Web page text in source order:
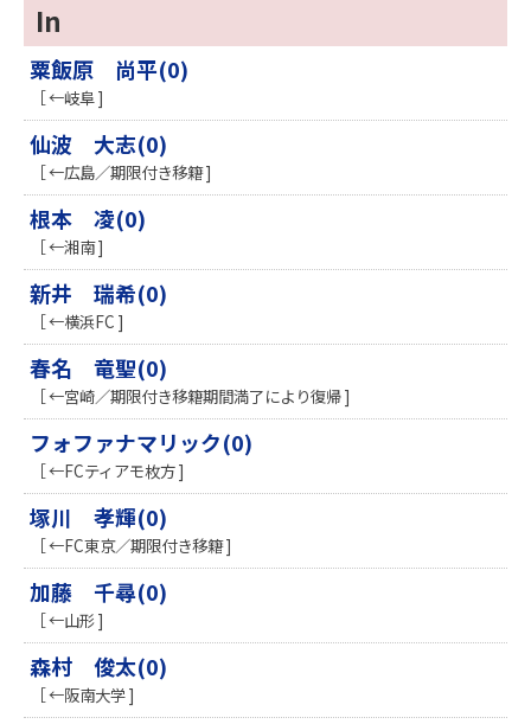
In
粟飯原 尚平(0)
［ ←岐阜 ]
仙波 大志(0)
［ ←広島／期限付き移籍 ]
根本 凌(0)
［ ←湘南 ]
新井 瑞希(0)
［ ←横浜FC ]
春名 竜聖(0)
［ ←宮崎／期限付き移籍期間満了により復帰 ]
フォファナマリック(0)
［ ←FCティアモ枚方 ]
塚川 孝輝(0)
［ ←FC東京／期限付き移籍 ]
加藤 千尋(0)
［ ←山形 ]
森村 俊太(0)
［ ←阪南大学 ]